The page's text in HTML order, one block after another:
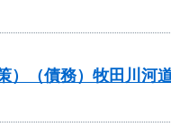
）（債務）牧田川河